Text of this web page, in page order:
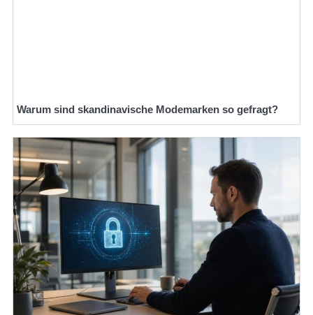
Warum sind skandinavische Modemarken so gefragt?